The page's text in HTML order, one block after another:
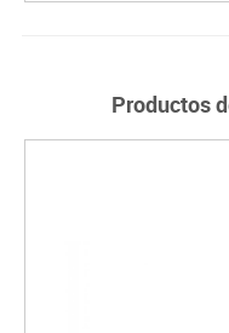
Productos